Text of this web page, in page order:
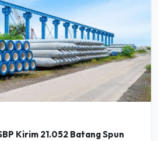
Kirim 21.052 Batang Spun